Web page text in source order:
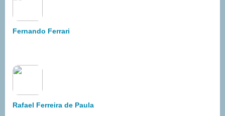
Fernando Ferrari
Rafael Ferreira de Paula